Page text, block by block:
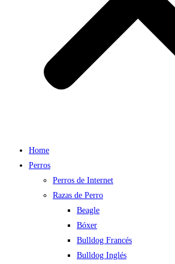
Home
Perros
Perros de Internet
Razas de Perro
Beagle
Bóxer
Bulldog Francés
Bulldog Inglés